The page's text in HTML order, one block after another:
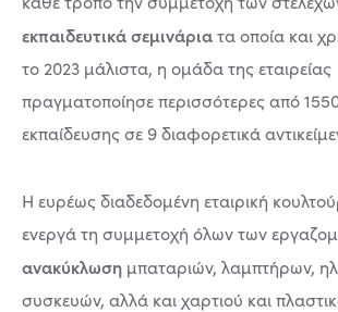
εκπαιδευτικά σεμινάριατα οποία και
το 2023 μάλιστα, η ομάδα της εταιρείας
πραγματοποίησε περισσότερες από
εκπαίδευσης σε 9 διαφορετικά
Η ευρέως διαδεδομένη εταιρική
ενεργά τη συμμετοχή όλων των
ανακύκλωση μπαταριών, λαμπτήρων,
συσκευών, αλλά και χαρτιού και